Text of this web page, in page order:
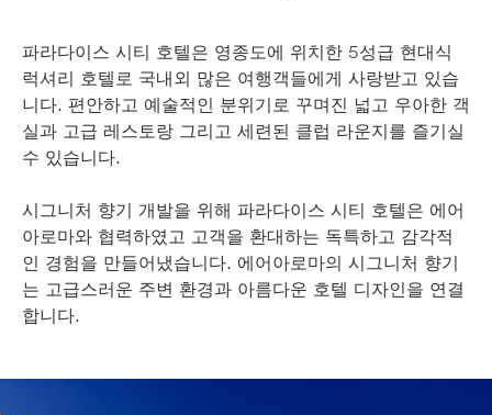
파라다이스 시티 호텔은 영종도에 위치한 5성급 현대식
럭셔리 호텔로 국내외 많은 여행객들에게 사랑받고 있습
니다. 편안하고 예술적인 분위기로 꾸며진 넓고 우아한 객
실과 고급 레스토랑 그리고 세련된 클럽 라운지를 즐기실
수 있습니다.
시그니처 향기 개발을 위해 파라다이스 시티 호텔은 에어
아로마와 협력하였고 고객을 환대하는 독특하고 감각적
인 경험을 만들어냈습니다. 에어아로마의 시그니처 향기
는 고급스러운 주변 환경과 아름다운 호텔 디자인을 연결
합니다.